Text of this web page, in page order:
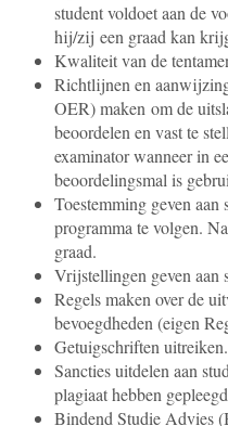
student voldoet aan de
hij/zij een graad kan
Kwaliteit van de
Richtlijnen en
OER) maken om de
beoordelen en vast te
examinator wanneer in
beoordelingsmal is
Toestemming geven aan
programma te volgen.
graad.
Vrijstellingen geven aan
Regels maken over de
bevoegdheden (eigen
Getuigschriften uitreiken.
Sancties uitdelen aan
plagiaat hebben
Bindend Studie Advies